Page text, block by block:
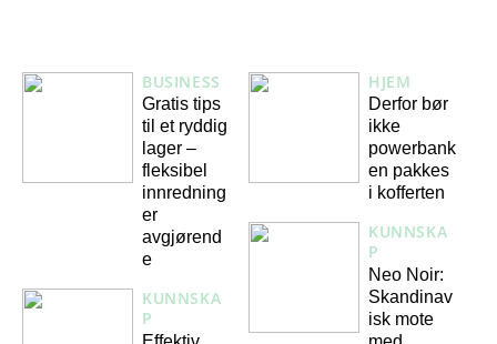
BUSINESS
Gratis tips
til et ryddig
lager –
fleksibel
innredning
er
avgjørend
e
KUNNSKA
P
HJEM
Derfor bør
ikke
powerbank
en pakkes
i kofferten
KUNNSKA
P
Neo Noir:
Skandinav
isk mote